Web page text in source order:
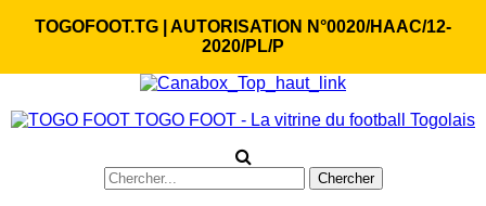
TOGOFOOT.TG | AUTORISATION N°0020/HAAC/12-
2020/PL/P
TOGO FOOT - La vitrine du football Togolais